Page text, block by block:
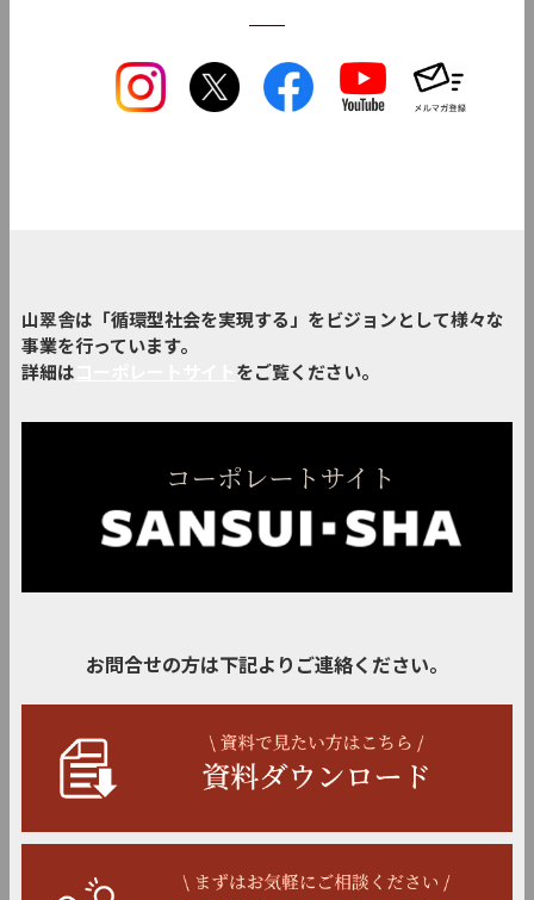
山翠舎は「循環型社会を実現する」をビジョンとして様々な
事業を行っています。
詳細は
をご覧ください。
お問合せの方は下記よりご連絡ください。